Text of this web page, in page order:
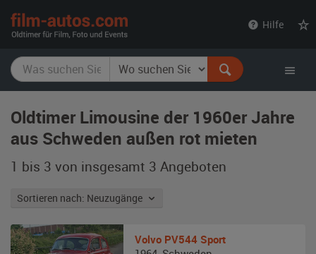
Hilfe
Oldtimer Limousine der 1960er Jahre
aus Schweden außen rot mieten
1 bis 3 von insgesamt 3 Angeboten
Sortieren nach: Neuzugänge
Volvo PV544 Sport